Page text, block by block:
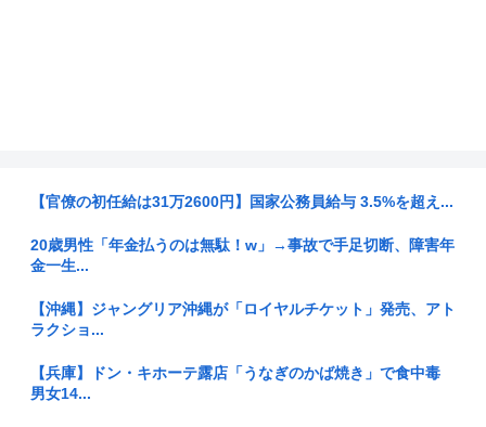
【官僚の初任給は31万2600円】国家公務員給与 3.5%を超え...
20歳男性「年金払うのは無駄！w」→事故で手足切断、障害年
金一生...
【沖縄】ジャングリア沖縄が「ロイヤルチケット」発売、アト
ラクショ...
【兵庫】ドン・キホーテ露店「うなぎのかば焼き」で食中毒
男女14...